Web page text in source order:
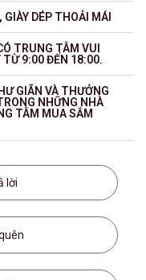
DÉP THOẢI MÁI
TRUNG TÂM VUI
TỪ 9:00 ĐẾN 18:00.
GIÃN VÀ THƯỞNG
NHỮNG NHÀ
TÂM MUA SẮM
lời